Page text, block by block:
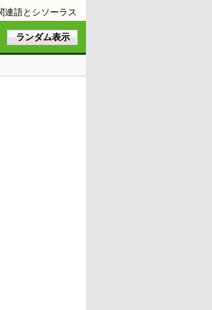
連語とシソーラス